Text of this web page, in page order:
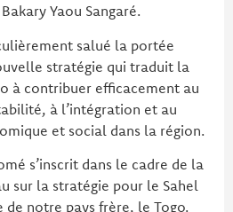
Yaou Sangaré.
salué la portée
stratégie qui traduit la
à contribuer efficacement au
à l’intégration et au
et social dans la région.
s’inscrit dans le cadre de la
sur la stratégie pour le Sahel
de notre pays frère, le Togo.